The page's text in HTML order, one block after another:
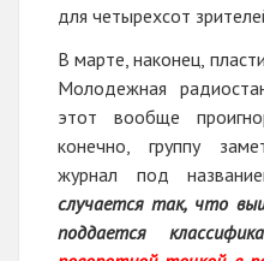
для четырехсот
В марте, наконец,
Молодежная
этот вообще
конечно, группу
журнал под
случается так, что
поддается